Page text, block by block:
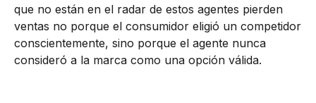
que no están en el radar de estos agentes pierden
ventas no porque el consumidor eligió un competidor
conscientemente, sino porque el agente nunca
consideró a la marca como una opción válida.